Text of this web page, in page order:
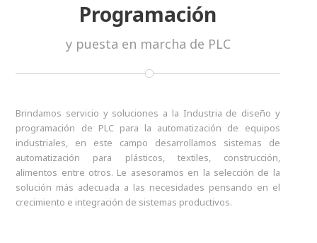
Programación
y puesta en marcha de PLC
Brindamos servicio y soluciones a la Industria de diseño y
programación de PLC para la automatización de equipos
industriales, en este campo desarrollamos sistemas de
automatización para plásticos, textiles, construcción,
alimentos entre otros. Le asesoramos en la selección de la
solución más adecuada a las necesidades pensando en el
crecimiento e integración de sistemas productivos.